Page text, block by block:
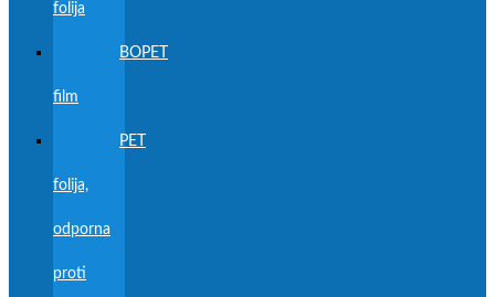
folija
BOPET
film
PET
folija,
odporna
proti